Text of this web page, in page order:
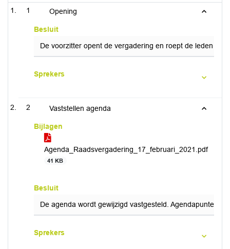
1 Opening
Besluit
De voorzitter opent de vergadering en roept de leden
Sprekers
2 Vaststellen agenda
Bijlagen
Agenda_Raadsvergadering_17_februari_2021.pdf
41 KB
Besluit
De agenda wordt gewijzigd vastgesteld. Agendapunten
Sprekers